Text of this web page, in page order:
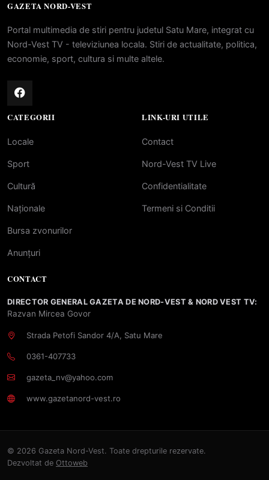
GAZETA NORD-VEST
Portal multimedia de stiri pentru judetul Satu Mare, integrat cu
Nord-Vest TV - televiziunea locala. Stiri de actualitate, politica,
economie, sport, cultura si multe altele.
CATEGORII
Locale
Sport
Cultură
Naționale
Bursa zvonurilor
Anunțuri
LINK-URI UTILE
Contact
Nord-Vest TV Live
Confidentialitate
Termeni si Conditii
CONTACT
DIRECTOR GENERAL GAZETA DE NORD-VEST & NORD VEST TV:
Razvan Mircea Govor
Strada Petofi Sandor 4/A, Satu Mare
0361-407733
gazeta_nv@yahoo.com
www.gazetanord-vest.ro
© 2026 Gazeta Nord-Vest. Toate drepturile rezervate.
Dezvoltat de Ottoweb